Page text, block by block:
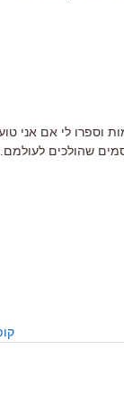
וספרו לי אם אני
שהולכים לעולמם.